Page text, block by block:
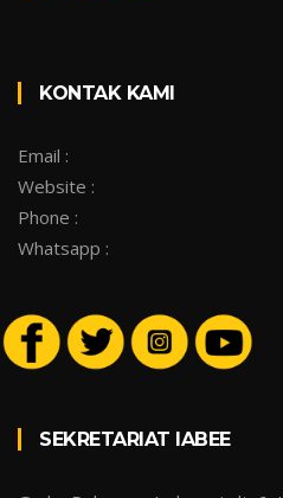
KONTAK KAMI
Email :
Website :
Phone :
Whatsapp :
SEKRETARIAT IABEE